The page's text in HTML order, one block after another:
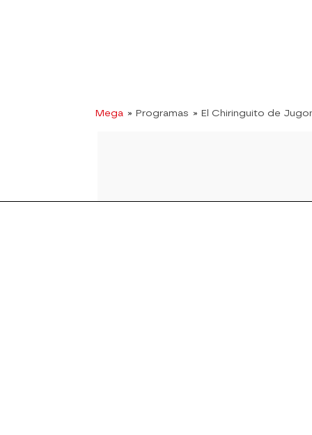
Mega » Programas » El Chiringuito de